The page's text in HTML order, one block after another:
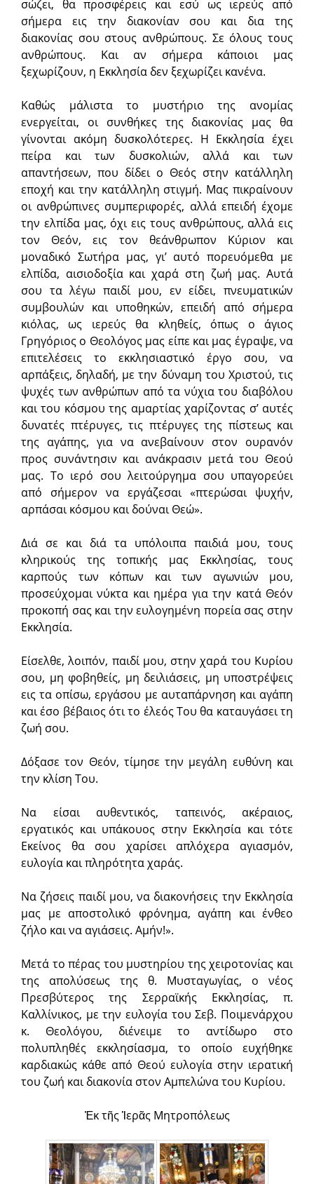
σώζει, θα προσφέρεις και εσύ ως ιερεύς από
σήμερα εις την διακονίαν σου και δια της
διακονίας σου στους ανθρώπους. Σε όλους τους
ανθρώπους. Και αν σήμερα κάποιοι μας
ξεχωρίζουν, η Εκκλησία δεν ξεχωρίζει κανένα.
Καθώς μάλιστα το μυστήριο της ανομίας
ενεργείται, οι συνθήκες της διακονίας μας θα
γίνονται ακόμη δυσκολότερες. Η Εκκλησία έχει
πείρα και των δυσκολιών, αλλά και των
απαντήσεων, που δίδει ο Θεός στην κατάλληλη
εποχή και την κατάλληλη στιγμή. Μας πικραίνουν
οι ανθρώπινες συμπεριφορές, αλλά επειδή έχομε
την ελπίδα μας, όχι εις τους ανθρώπους, αλλά εις
τον Θεόν, εις τον θεάνθρωπον Κύριον και
μοναδικό Σωτήρα μας, γι’ αυτό πορευόμεθα με
ελπίδα, αισιοδοξία και χαρά στη ζωή μας. Αυτά
σου τα λέγω παιδί μου, εν είδει, πνευματικών
συμβουλών και υποθηκών, επειδή από σήμερα
κιόλας, ως ιερεύς θα κληθείς, όπως ο άγιος
Γρηγόριος ο Θεολόγος μας είπε και μας έγραψε, να
επιτελέσεις το εκκλησιαστικό έργο σου, να
αρπάξεις, δηλαδή, με την δύναμη του Χριστού, τις
ψυχές των ανθρώπων από τα νύχια του διαβόλου
και του κόσμου της αμαρτίας χαρίζοντας σ’ αυτές
δυνατές πτέρυγες, τις πτέρυγες της πίστεως και
της αγάπης, για να ανεβαίνουν στον ουρανόν
προς συνάντησιν και ανάκρασιν μετά του Θεού
μας. Το ιερό σου λειτούργημα σου υπαγορεύει
από σήμερον να εργάζεσαι «πτερώσαι ψυχήν,
αρπάσαι κόσμου και δούναι Θεώ».
Διά σε και διά τα υπόλοιπα παιδιά μου, τους
κληρικούς της τοπικής μας Εκκλησίας, τους
καρπούς των κόπων και των αγωνιών μου,
προσεύχομαι νύκτα και ημέρα για την κατά Θεόν
προκοπή σας και την ευλογημένη πορεία σας στην
Εκκλησία.
Είσελθε, λοιπόν, παιδί μου, στην χαρά του Κυρίου
σου, μη φοβηθείς, μη δειλιάσεις, μη υποστρέψεις
εις τα οπίσω, εργάσου με αυταπάρνηση και αγάπη
και έσο βέβαιος ότι το έλεός Του θα καταυγάσει τη
ζωή σου.
Δόξασε τον Θεόν, τίμησε την μεγάλη ευθύνη και
την κλίση Του.
Να είσαι αυθεντικός, ταπεινός, ακέραιος,
εργατικός και υπάκουος στην Εκκλησία και τότε
Εκείνος θα σου χαρίσει απλόχερα αγιασμόν,
ευλογία και πληρότητα χαράς.
Να ζήσεις παιδί μου, να διακονήσεις την Εκκλησία
μας με αποστολικό φρόνημα, αγάπη και ένθεο
ζήλο και να αγιάσεις. Αμήν!».
Μετά το πέρας του μυστηρίου της χειροτονίας και
της απολύσεως της θ. Μυσταγωγίας, ο νέος
Πρεσβύτερος της Σερραϊκής Εκκλησίας, π.
Καλλίνικος, με την ευλογία του Σεβ. Ποιμενάρχου
κ. Θεολόγου, διένειμε το αντίδωρο στο
πολυπληθές εκκλησίασμα, το οποίο ευχήθηκε
καρδιακώς κάθε από Θεού ευλογία στην ιερατική
του ζωή και διακονία στον Αμπελώνα του Κυρίου.
Ἐκ τῆς Ἱερᾶς Μητροπόλεως